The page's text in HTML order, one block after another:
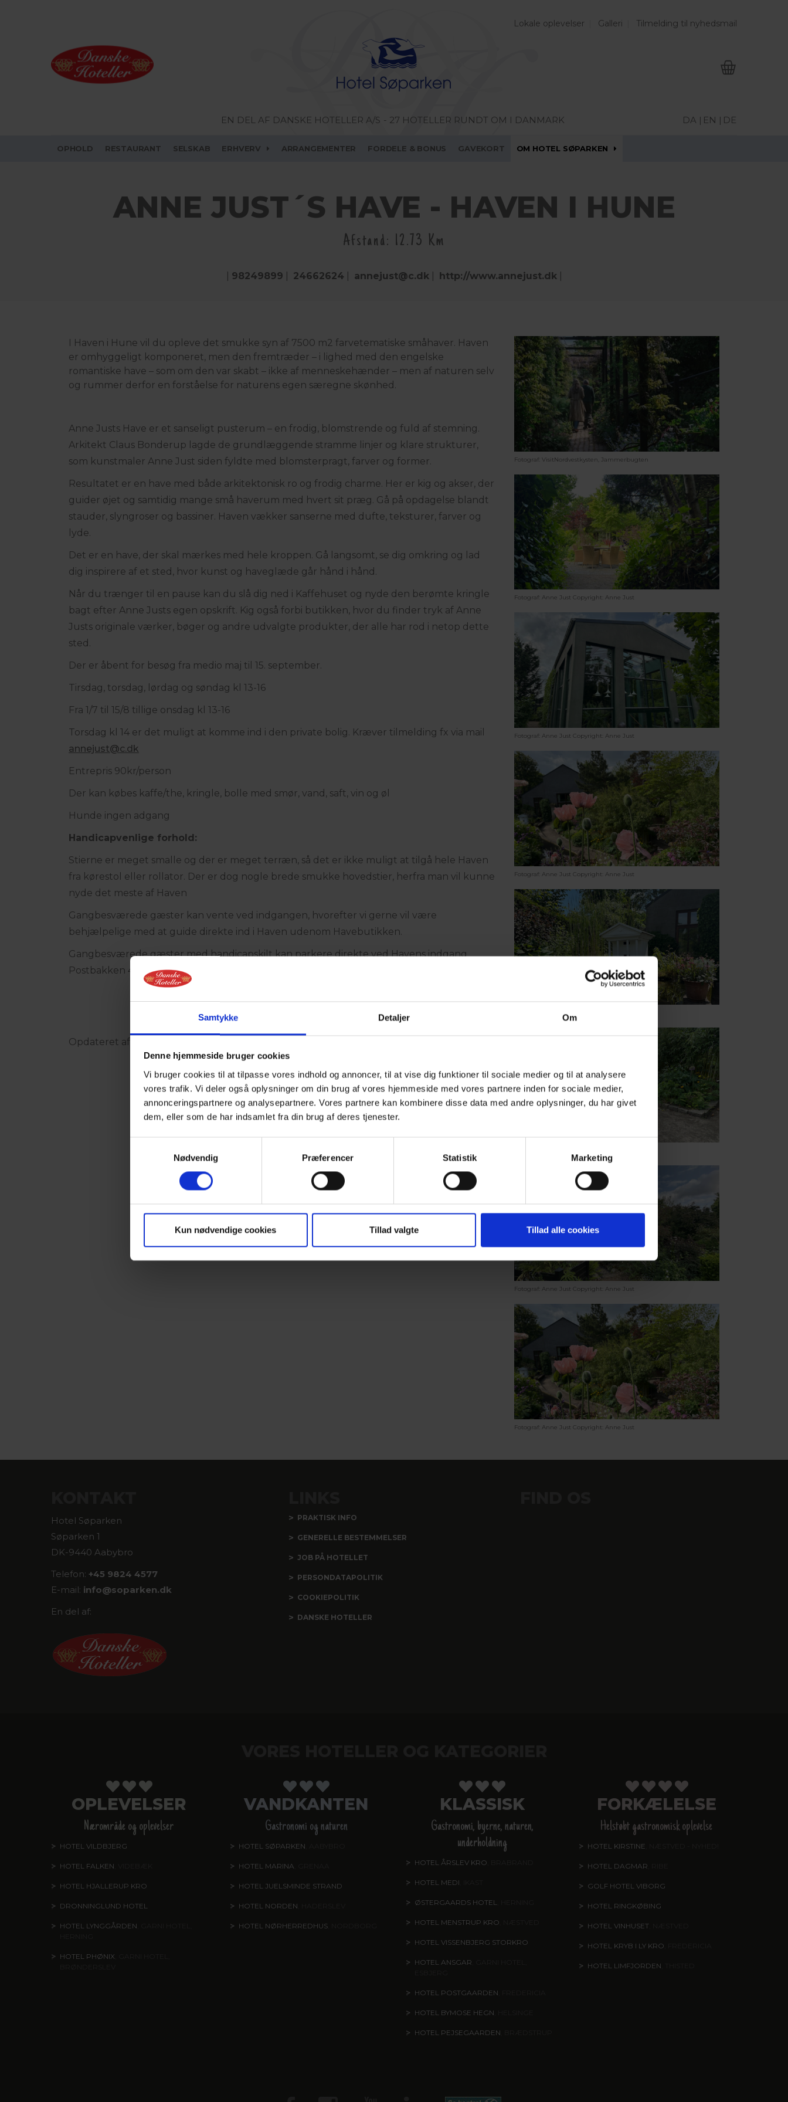
Samtykke Detaljer Om
Denne hjemmeside bruger cookies
Vi bruger cookies til at tilpasse vores indhold og annoncer, til at vise dig funktioner til sociale medier og til at analysere
vores trafik. Vi deler også oplysninger om din brug af vores hjemmeside med vores partnere inden for sociale medier,
annonceringspartnere og analysepartnere. Vores partnere kan kombinere disse data med andre oplysninger, du har givet
dem, eller som de har indsamlet fra din brug af deres tjenester.
Nødvendig
Præferencer Statistik Marketing
Kun nødvendige cookies Tillad valgte Tillad alle cookies
Lokale oplevelser Galleri Tilmelding til nyhedsmail
EN DEL AF DANSKE HOTELLER A/S - 27 HOTELLER RUNDT OM I DANMARK DA | EN | DE
OPHOLD RESTAURANT SELSKAB ERHVERV ARRANGEMENTER FORDELE & BONUS GAVEKORT OM HOTEL SØPARKEN
ANNE JUST´S HAVE - HAVEN I HUNE
Afstand: 12.73 Km
98249899 24662624 annejust@c.dk| http://www.annejust.dk|
I Haven i Hune vil du opleve det smukke syn af 7500 m2 farvetematiske småhaver. Haven
er omhyggeligt komponeret, men den fremtræder – i lighed med den engelske
romantiske have – som om den var skabt – ikke af menneskehænder – men af naturen selv
og rummer derfor en forståelse for naturens egen særegne skønhed.
Anne Justs Have er et sanseligt pusterum – en frodig, blomstrende og fuld af stemning.
Arkitekt Claus Bonderup lagde de grundlæggende stramme linjer og klare strukturer,
som kunstmaler Anne Just siden fyldte med blomsterpragt, farver og former.
Resultatet er en have med både arkitektonisk ro og frodig charme. Her er kig og akser, der
guider øjet og samtidig mange små haverum med hvert sit præg. Gå på opdagelse blandt
stauder, slyngroser og bassiner. Haven vækker sanserne med dufte, teksturer, farver og
lyde.
Det er en have, der skal mærkes med hele kroppen. Gå langsomt, se dig omkring og lad
dig inspirere af et sted, hvor kunst og haveglæde går hånd i hånd.
Når du trænger til en pause kan du slå dig ned i Kaffehuset og nyde den berømte kringle
bagt efter Anne Justs egen opskrift. Kig også forbi butikken, hvor du finder tryk af Anne
Justs originale værker, bøger og andre udvalgte produkter, der alle har rod i netop dette
sted.
Der er åbent for besøg fra medio maj til 15. september.
Tirsdag, torsdag, lørdag og søndag kl 13-16
Fra 1/7 til 15/8 tillige onsdag kl 13-16
Torsdag kl 14 er det muligt at komme ind i den private bolig. Kræver tilmelding fx via mail
annejust@c.dk
Entrepris 90kr/person
Der kan købes kaffe/the, kringle, bolle med smør, vand, saft, vin og øl
Hunde ingen adgang
Handicapvenlige forhold:
Stierne er meget smalle og der er meget terræn, så det er ikke muligt at tilgå hele Haven
fra kørestol eller rollator. Der er dog nogle brede smukke hovedstier, herfra man vil kunne
nyde det meste af Haven
Gangbesværede gæster kan vente ved indgangen, hvorefter vi gerne vil være
behjælpelige med at guide direkte ind i Haven udenom Havebutikken.
Gangbesværede gæster med handicapskilt kan parkere direkte ved Havens indgang
Postbakken 4.
Opdateret af: VisitNordvestkysten, Jammerbugten |
Fotograf: VisitNordvestkysten, Jammerbugten
Fotograf: Anne Just Copyright: Anne Just
Fotograf: Anne Just Copyright: Anne Just
Fotograf: Anne Just Copyright: Anne Just
Fotograf: Anne Just
Fotograf: Anne Just Copyright: Anne Just
Fotograf: Anne Just Copyright: Anne Just
Hotel Søparken
Søparken 1
DK-9440 Aabybro
Telefon: +45 9824 4577
E-mail: info@soparken.dk
En del af:
PRAKTISK INFO
GENERELLE BESTEMMELSER
JOB PÅ HOTELLET
PERSONDATAPOLITIK
COOKIEPOLITIK
DANSKE HOTELLER
OPLEVELSER
Nærområde og oplevelser
HOTEL VILDBJERG
HOTEL FALKEN
HOTEL HJALLERUP KRO
DRONNINGLUND HOTEL
HOTEL LYNGGÅRDEN
HOTEL PHØNIX
VANDKANTEN
Gastronomi og naturen
HOTEL SØPARKEN
HOTEL MARINA
HOTEL JUELSMINDE STRAND
HOTEL NORDEN
HOTEL NØRHERREDHUS
KLASSISK
Gastronomi, byerne, naturen,
underholdning
HOTEL ÅRSLEV KRO
HOTEL MEDI
ØSTERGAARDS HOTEL
HOTEL MENSTRUP KRO
HOTEL VISSENBJERG STORKRO
HOTEL ANSGAR
HOTEL POSTGAARDEN
HOTEL BYMOSE HEGN
HOTEL PEJSEGAARDEN
FORKÆLELSE
Helstøbt gastronomisk oplevelse
HOTEL KIRSTINE
HOTEL DAGMAR
GOLF HOTEL VIBORG
HOTEL RINGKØBING
HOTEL VINHUSET
HOTEL KRYB I LY KRO
HOTEL LIMFJORDEN